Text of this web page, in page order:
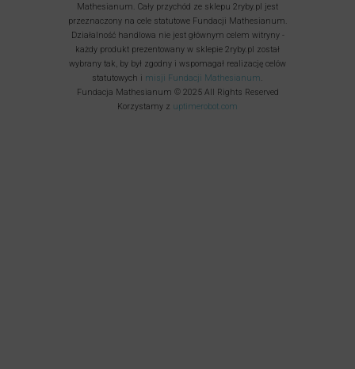
Mathesianum. Cały przychód ze sklepu 2ryby.pl jest
przeznaczony na cele statutowe Fundacji Mathesianum.
Działalność handlowa nie jest głównym celem witryny -
każdy produkt prezentowany w sklepie 2ryby.pl został
wybrany tak, by był zgodny i wspomagał realizację celów
statutowych i misji Fundacji Mathesianum.
Fundacja Mathesianum © 2025 All Rights Reserved
Korzystamy z uptimerobot.com